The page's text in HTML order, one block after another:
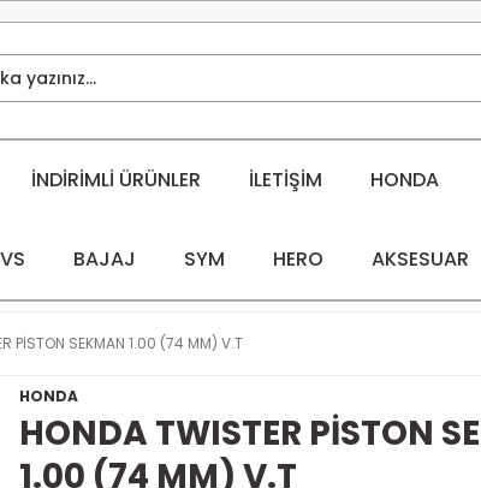
İNDİRİMLİ ÜRÜNLER İLETİŞİM HONDA
BAJAJ SYM HERO AKSESUAR
PİSTON SEKMAN 1.00 (74 MM) V.T
HONDA
HONDA TWISTER PİSTON
1.00 (74 MM) V.T